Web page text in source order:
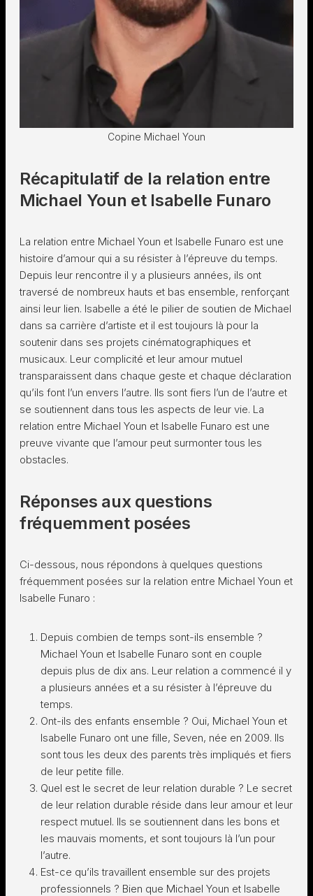
Copine Michael Youn
Récapitulatif de la relation entre
Michael Youn et Isabelle Funaro
La relation entre Michael Youn et Isabelle Funaro est une
histoire d’amour qui a su résister à l’épreuve du temps.
Depuis leur rencontre il y a plusieurs années, ils ont
traversé de nombreux hauts et bas ensemble, renforçant
ainsi leur lien. Isabelle a été le pilier de soutien de Michael
dans sa carrière d’artiste et il est toujours là pour la
soutenir dans ses projets cinématographiques et
musicaux. Leur complicité et leur amour mutuel
transparaissent dans chaque geste et chaque déclaration
qu’ils font l’un envers l’autre. Ils sont fiers l’un de l’autre et
se soutiennent dans tous les aspects de leur vie. La
relation entre Michael Youn et Isabelle Funaro est une
preuve vivante que l’amour peut surmonter tous les
obstacles.
Réponses aux questions
fréquemment posées
Ci-dessous, nous répondons à quelques questions
fréquemment posées sur la relation entre Michael Youn et
Isabelle Funaro :
Depuis combien de temps sont-ils ensemble ?
Michael Youn et Isabelle Funaro sont en couple
depuis plus de dix ans. Leur relation a commencé il y
a plusieurs années et a su résister à l’épreuve du
temps.
Ont-ils des enfants ensemble ? Oui, Michael Youn et
Isabelle Funaro ont une fille, Seven, née en 2009. Ils
sont tous les deux des parents très impliqués et fiers
de leur petite fille.
Quel est le secret de leur relation durable ? Le secret
de leur relation durable réside dans leur amour et leur
respect mutuel. Ils se soutiennent dans les bons et
les mauvais moments, et sont toujours là l’un pour
l’autre.
Est-ce qu’ils travaillent ensemble sur des projets
professionnels ? Bien que Michael Youn et Isabelle